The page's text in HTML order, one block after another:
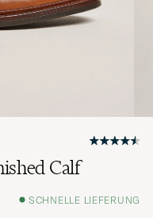
Calf
SCHNELLE LIEFERUNG